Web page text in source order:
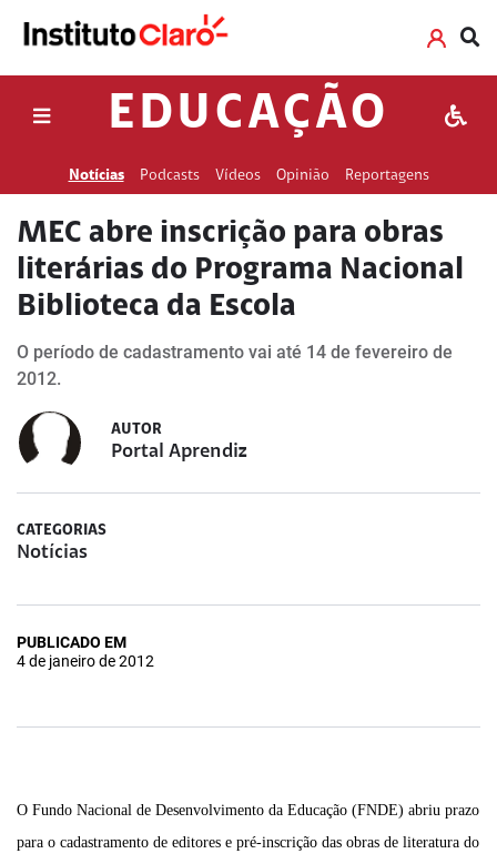
EDUCAÇÃO
Notícias Podcasts Vídeos Opinião Reportagens
MEC abre inscrição para obras
literárias do Programa Nacional
Biblioteca da Escola
O período de cadastramento vai até 14 de fevereiro de
2012.
AUTOR
Portal Aprendiz
CATEGORIAS
Notícias
PUBLICADO EM
4 de janeiro de 2012
O Fundo Nacional de Desenvolvimento da Educação (FNDE) abriu prazo
para o cadastramento de editores e pré-inscrição das obras de literatura do